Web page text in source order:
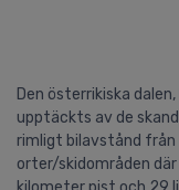
Den österrikiska
upptäckts av de
rimligt bilavstånd från
orter/skidområden